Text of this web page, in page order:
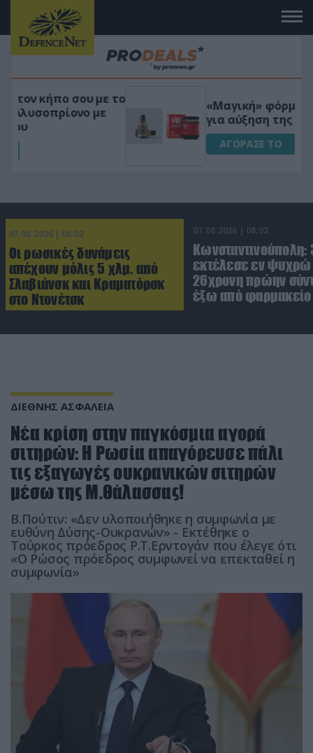
«Μαγική» φόρμουλα τριβόλι + VIP
για αύξηση της λίμπιντο
07.08.2026 | 08:02
Οι ρωσικές δυνάμεις
απέχουν μόλις 5 χλμ. από
Σλαβιάνσκ και Κραματόρσκ
στο Ντονέτσκ
07.08.2026 | 08:02
Κωνσταντινούπολη:
εκτέλεσε εν ψυχρώ
26χρονη πρώην
έξω από φαρμακείο
ΔΙΕΘΝΗΣ ΑΣΦΑΛΕΙΑ
Νέα κρίση στην παγκόσμια αγορά
σιτηρών: Η Ρωσία απαγόρευσε πάλι
τις εξαγωγές ουκρανικών σιτηρών
μέσω της Μ.Θάλασσας!
Β.Πούτιν: «Δεν υλοποιήθηκε η συμφωνία με
ευθύνη Δύσης-Ουκρανών» - Εκτέθηκε ο
Τούρκος πρόεδρος Ρ.Τ.Ερντογάν που έλεγε ότι
«Ο Ρώσος πρόεδρος συμφωνεί να επεκταθεί η
συμφωνία»